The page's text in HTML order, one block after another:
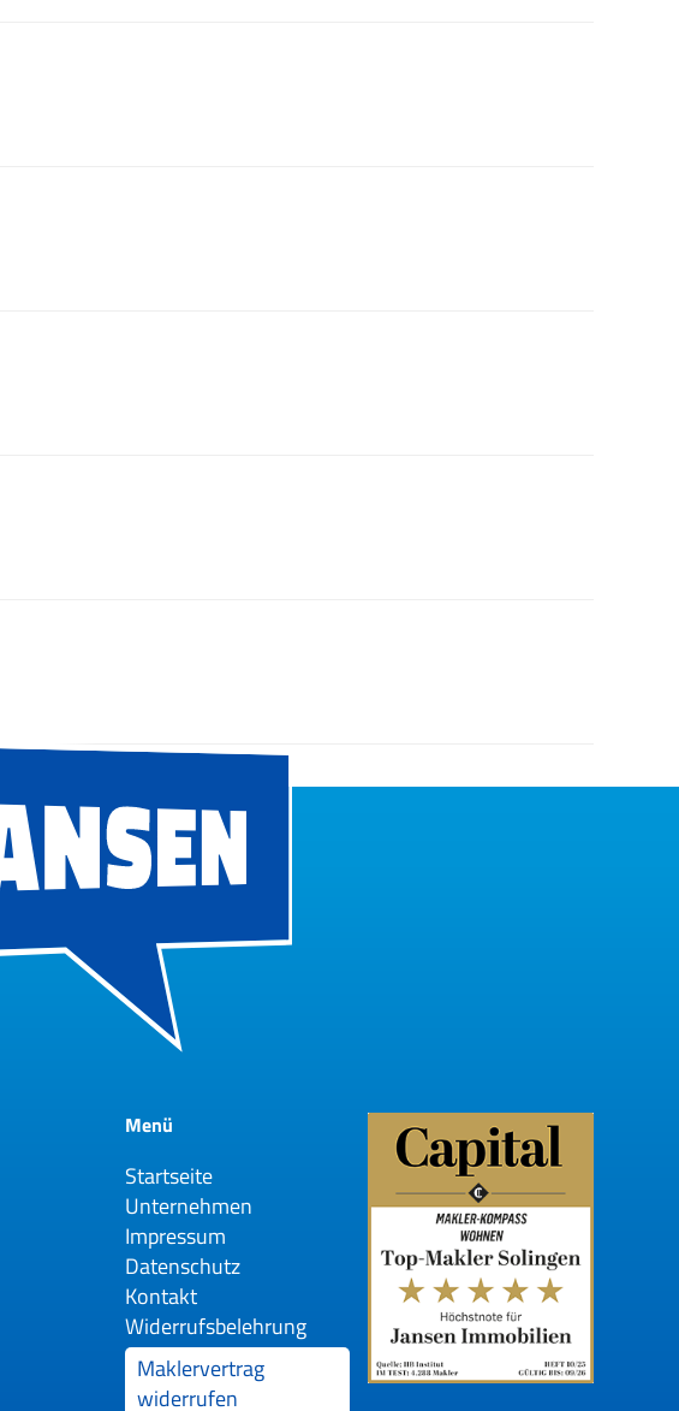
Menü
Startseite
Unternehmen
Impressum
Datenschutz
Kontakt
Widerrufsbelehrung
Maklervertrag
widerrufen